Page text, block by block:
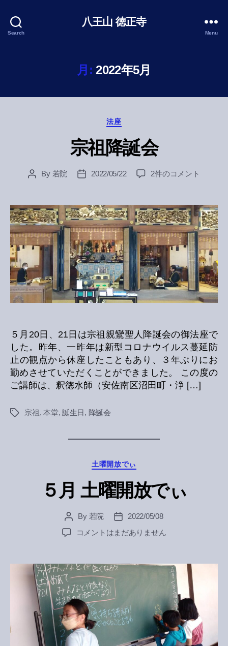
Search
八王山 徳正寺
Menu
月: 2022年5月
Categories
法座
宗祖降誕会
PostBy 若院
Post2022/05/22
宗
誕
会
へ
の
2件のコメント
５月20日、21日は宗祖親鸞聖人降誕会の御法座で
した。昨年、一昨年は新型コロナウイルス蔓延防
止の観点から休座したこともあり、３年ぶりにお
勤めさせていただくことができました。 この度の
ご講師は、釈徳水師（安佐南区沼田町・浄 […]
Tags 宗祖, 本堂, 誕生日, 降誕会
Categories
土曜開放でぃ
５月 土曜開放でぃ
Post
author
By 若院
Post
date
2022/05/08
５
曜
開
放
で
ぃ
へ
の
コメントはまだありません